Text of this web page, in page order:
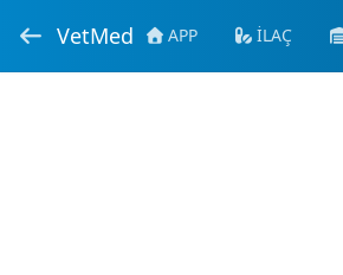
VetMed APP İLAÇ